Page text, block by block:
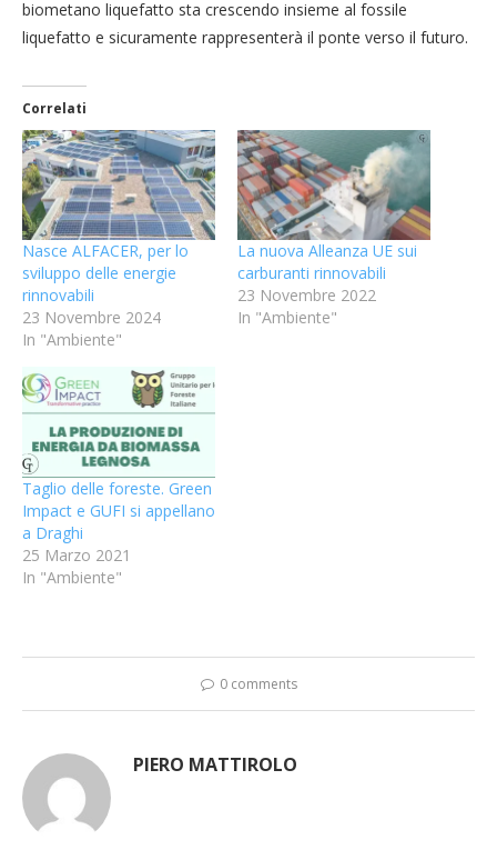
biometano liquefatto sta crescendo insieme al fossile
liquefatto e sicuramente rappresenterà il ponte verso il futuro.
Correlati
Nasce ALFACER, per lo
sviluppo delle energie
rinnovabili
23 Novembre 2024
In "Ambiente"
La nuova Alleanza UE sui
carburanti rinnovabili
23 Novembre 2022
In "Ambiente"
Taglio delle foreste. Green
Impact e GUFI si appellano
a Draghi
25 Marzo 2021
In "Ambiente"
0 comments
PIERO MATTIROLO